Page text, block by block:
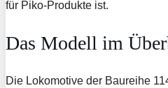
für Piko-Produkte ist.
Das Modell im
Die Lokomotive der Baureihe